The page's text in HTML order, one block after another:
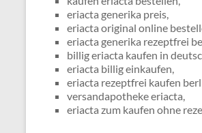
eriacta generika preis,
eriacta original online
eriacta generika rezeptfrei
billig eriacta kaufen in
eriacta billig einkaufen,
eriacta rezeptfrei kaufen
versandapotheke eriacta,
eriacta zum kaufen ohne